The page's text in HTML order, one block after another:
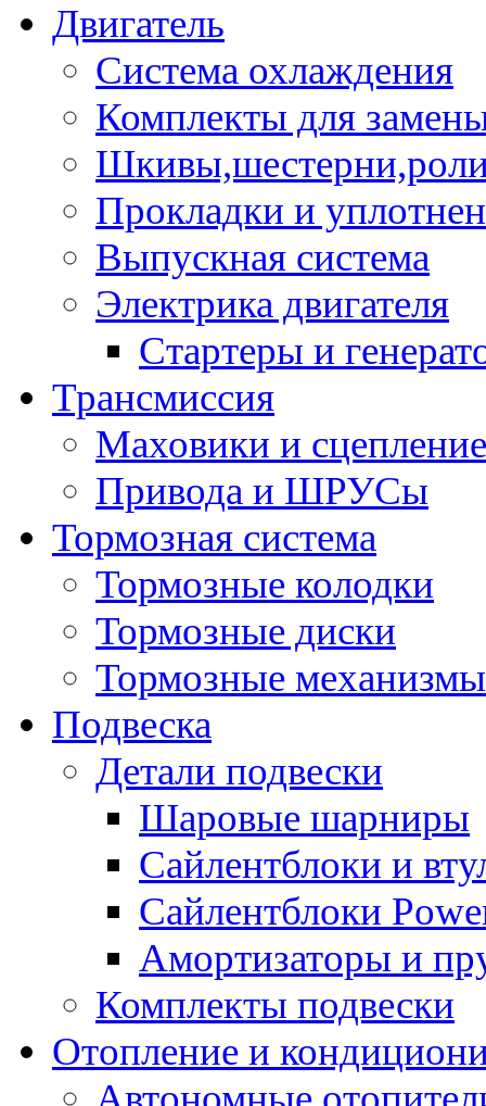
Двигатель
Система охлаждения
Комплекты для
Прокладки и
Выпускная система
Электрика двигателя
Стартеры и
Трансмиссия
Маховики и сцепление
Привода и ШРУСы
Тормозная система
Тормозные колодки
Тормозные диски
Тормозные механизмы
Подвеска
Детали подвески
Шаровые шарниры
Сайлентблоки и
Сайлентблоки
Амортизаторы и
Комплекты подвески
Отопление и